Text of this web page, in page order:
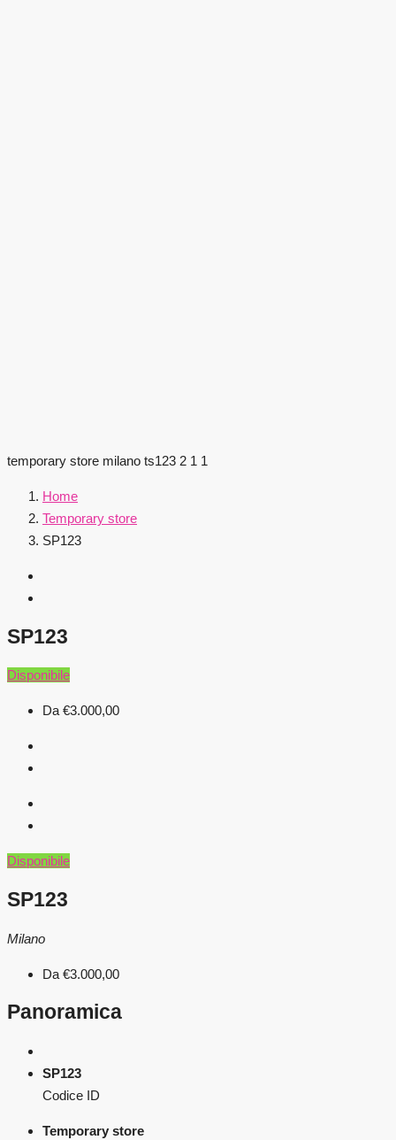
temporary store milano ts123 2 1 1
Home
Temporary store
SP123
SP123
Disponibile
Da €3.000,00
Disponibile
SP123
Milano
Da €3.000,00
Panoramica
SP123
Codice ID
Temporary store